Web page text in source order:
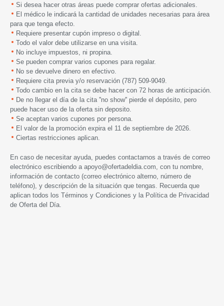
Si desea hacer otras áreas puede comprar ofertas adicionales.
El médico le indicará la cantidad de unidades necesarias para área
para que tenga efecto.
Requiere presentar cupón impreso o digital.
Todo el valor debe utilizarse en una visita.
No incluye impuestos, ni propina.
Se pueden comprar varios cupones para regalar.
No se devuelve dinero en efectivo.
Requiere cita previa y/o reservación (787) 509-9049.
Todo cambio en la cita se debe hacer con 72 horas de anticipación.
De no llegar el día de la cita ''no show'' pierde el depósito, pero
puede hacer uso de la oferta sin deposito.
Se aceptan varios cupones por persona.
El valor de la promoción expira el 11 de septiembre de 2026.
Ciertas restricciones aplican.
En caso de necesitar ayuda, puedes contactarnos a través de correo
electrónico escribiendo a apoyo@ofertadeldia.com , con tu nombre,
información de contacto (correo electrónico alterno, número de
teléfono), y descripción de la situación que tengas. Recuerda que
aplican todos los Términos y Condiciones y la Política de Privacidad
de Oferta del Día.